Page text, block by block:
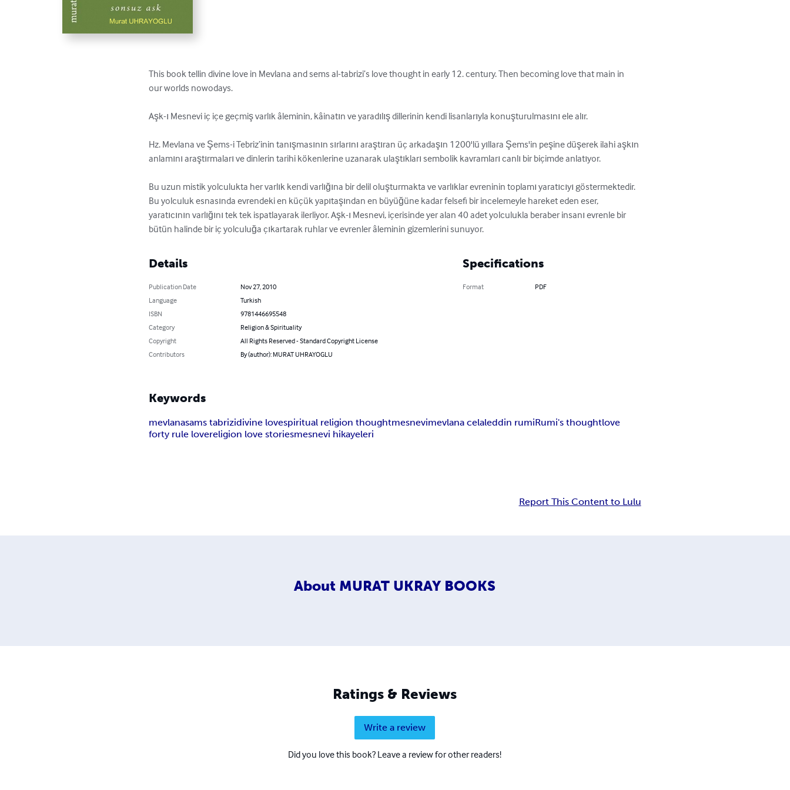
This book tellin divine love in Mevlana and sems al-tabrizi’s love thought in early 12. century. Then becoming love that main in
our worlds nowodays.
Aşk-ı Mesnevi iç içe geçmiş varlık âleminin, kâinatın ve yaradılış dillerinin kendi lisanlarıyla konuşturulmasını ele alır.
Hz. Mevlana ve Şems-i Tebriz’inin tanışmasının sırlarını araştıran üç arkadaşın 1200'lü yıllara Şems'in peşine düşerek ilahi aşkın
anlamını araştırmaları ve dinlerin tarihi kökenlerine uzanarak ulaştıkları sembolik kavramları canlı bir biçimde anlatıyor.
Bu uzun mistik yolculukta her varlık kendi varlığına bir delil oluşturmakta ve varlıklar evreninin toplamı yaratıcıyı göstermektedir.
Bu yolculuk esnasında evrendeki en küçük yapıtaşından en büyüğüne kadar felsefi bir incelemeyle hareket eden eser,
yaratıcının varlığını tek tek ispatlayarak ilerliyor. Aşk-ı Mesnevi, içerisinde yer alan 40 adet yolculukla beraber insanı evrenle bir
bütün halinde bir iç yolculuğa çıkartarak ruhlar ve evrenler âleminin gizemlerini sunuyor.
Details
Publication Date
Nov 27, 2010
Language
Turkish
ISBN
9781446695548
Category
Religion & Spirituality
Copyright
All Rights Reserved - Standard Copyright License
Contributors
By (author): MURAT UHRAYOGLU
Specifications
Format PDF
Keywords
mevlanasams tabrizidivine lovespiritual religion thoughtmesnevimevlana celaleddin rumiRumi's thoughtlove
forty rule lovereligion love storiesmesnevi hikayeleri
Report This Content to Lulu
About MURAT UKRAY BOOKS
Ratings & Reviews
Write a review
Did you love this book? Leave a review for other readers!